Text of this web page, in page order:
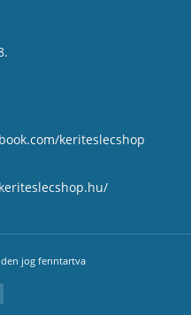
keriteslecshop
jog fenntartva